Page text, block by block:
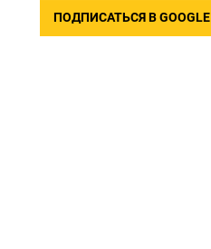
ПОДПИСАТЬСЯ В GOOGLE